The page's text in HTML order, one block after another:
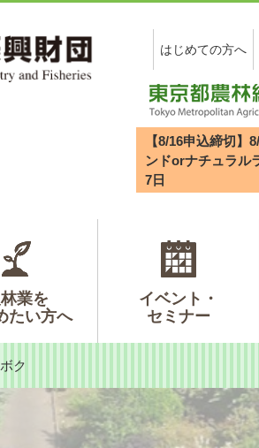
はじめての方へ
【8/16申込締切
ンドorナチュラル
7 日
業を
たい方へ
イベント・
セミナー
ク